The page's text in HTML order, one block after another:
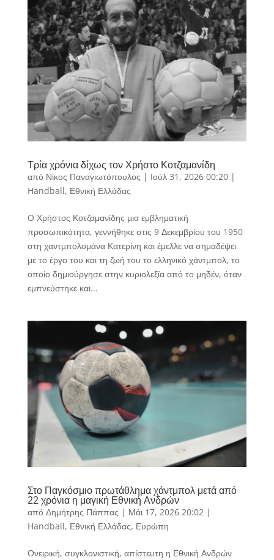
Τρία χρόνια δίχως τον Χρήστο Κοτζαμανίδη
από Νίκος Παναγιωτόπουλος | Ιούλ 31, 2026 00:20|
Handball, Εθνική Ελλάδας
O Χρήστος Κοτζαμανίδης μια εμβληματική
προσωπικότητα, γεννήθηκε στις 9 Δεκεμβρίου του 1950
στη χαντμπολομάνα Κατερίνη και έμελλε να σημαδέψει
με το έργο του και τη ζωή του το ελληνικό χάντμπολ, το
οποίο δημιούργησε στην κυριολεξία από το μηδέν, όταν
εμπνεύστηκε και...
Στο Παγκόσμιο πρωτάθλημα χάντμπολ μετά από
22 χρόνια η μαγική Εθνική Ανδρών
από Δημήτρης Πάππας | Μάι 17, 2026 20:02|
Handball, Εθνική Ελλάδας, Ευρώπη
Ονειρική, συγκλονιστική, απίστευτη η Εθνική Ανδρών